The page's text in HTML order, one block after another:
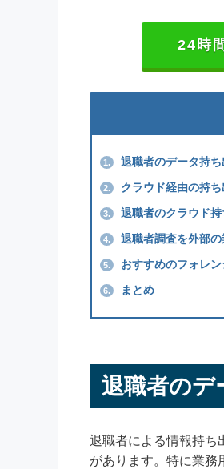
24時
1. 退職者のデータ持
2. クラウド経由の持
3. 退職者のクラウド
4. 退職者調査を外部
5. おすすめのフォレ
6. まとめ
退職者のデ
退職者による情報持ち
があります。特に業務